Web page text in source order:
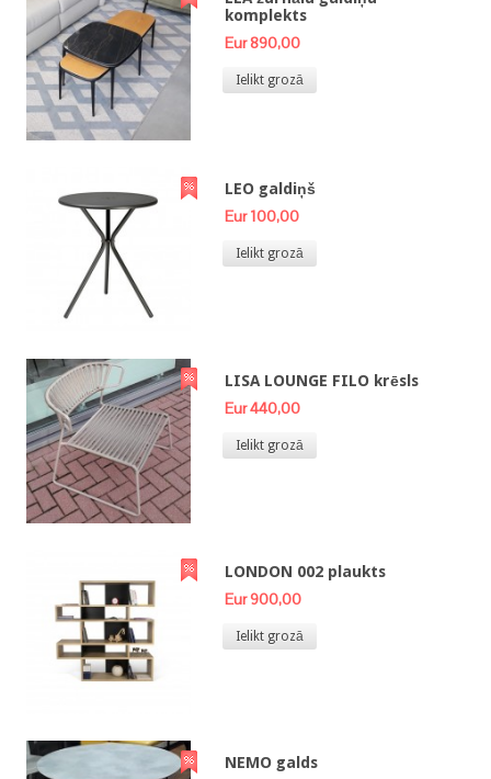
komplekts
Eur 890,00
Ielikt grozā
LEO galdiņš
Eur 100,00
Ielikt grozā
LISA LOUNGE FILO krēsls
Eur 440,00
Ielikt grozā
LONDON 002 plaukts
Eur 900,00
Ielikt grozā
NEMO galds